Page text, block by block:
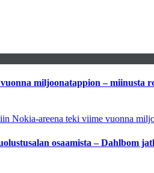
miljoonatappion – miinusta
Nokia-areena teki viime vuonna
osaamista – Dahlbom